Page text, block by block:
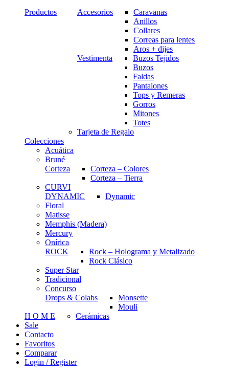
Productos
Accesorios
Caravanas
Anillos
Collares
Correas para lentes
Aros + dijes
Vestimenta
Buzos Tejidos
Buzos
Faldas
Pantalones
Tops y Remeras
Gorros
Mitones
Totes
Tarjeta de Regalo
Colecciones
Acuática
Bruné
Corteza
Corteza – Colores
Corteza – Tierra
CURVI
DYNAMIC
Dynamic
Floral
Matisse
Memphis (Madera)
Mercury
Onírica
ROCK
Rock – Holograma y Metalizado
Rock Clásico
Super Star
Tradicional
Concurso
Drops & Colabs
Monsette
Mouli
H O M E
Cerámicas
Sale
Contacto
Favoritos
Comparar
Login / Register